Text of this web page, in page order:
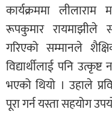
कार्यक्रममा लीलाराम
रूपकुमार रायमाझीले
गरिएको सम्मानले
विद्यार्थीलाई पनि
भएको थियो । उहाले
पूरा गर्न यस्ता सहयोग